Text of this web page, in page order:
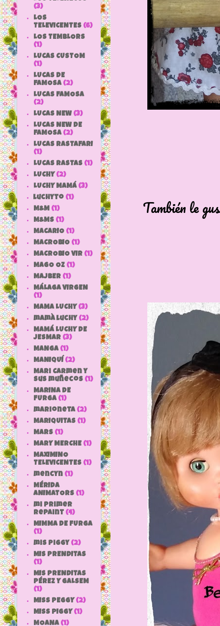
También le
(3)
LOS
TELEVICENTES (6)
LOS TEMBLORS
(1)
LUCAS CUSTOM
(1)
LUCAS DE
FAMOSA (2)
LUCAS FAMOSA
(2)
LUCAS NEW (3)
LUCAS NEW DE
FAMOSA (2)
LUCAS RASTAFARI
(1)
LUCAS RASTAS (1)
LUCHY (2)
LUCHY MAMÁ (3)
luchyto (1)
M&M (1)
M&MS (1)
MACARIO (1)
MACROBIO (1)
MACROBIO VIR (1)
MAGO OZ (1)
MAJBER (1)
MÁLAGA VIRGEN
(1)
MAMA LUCHY (3)
mamà luchy (2)
MAMÁ LUCHY DE
JESMAR (3)
MANGA (1)
MANIQUÍ (2)
Mari Carmen y
sus muñecos (1)
MARINA DE
FURGA (1)
marioneta (2)
MARIQUITAS (1)
MARS (1)
MARY MERCHE (1)
MAXIMINO
TELEVICENTES (1)
mencyn (1)
MÉRIDA
ANIMATORS (1)
mi primer
repaint (4)
MIMMA DE FURGA
(1)
mis piggy (2)
MIS PRENDITAS
(1)
MIS PRENDITAS
PÉREZ Y GALSEM
(1)
MISS PEGGY (2)
MISS PIGGY (1)
MOANA (1)